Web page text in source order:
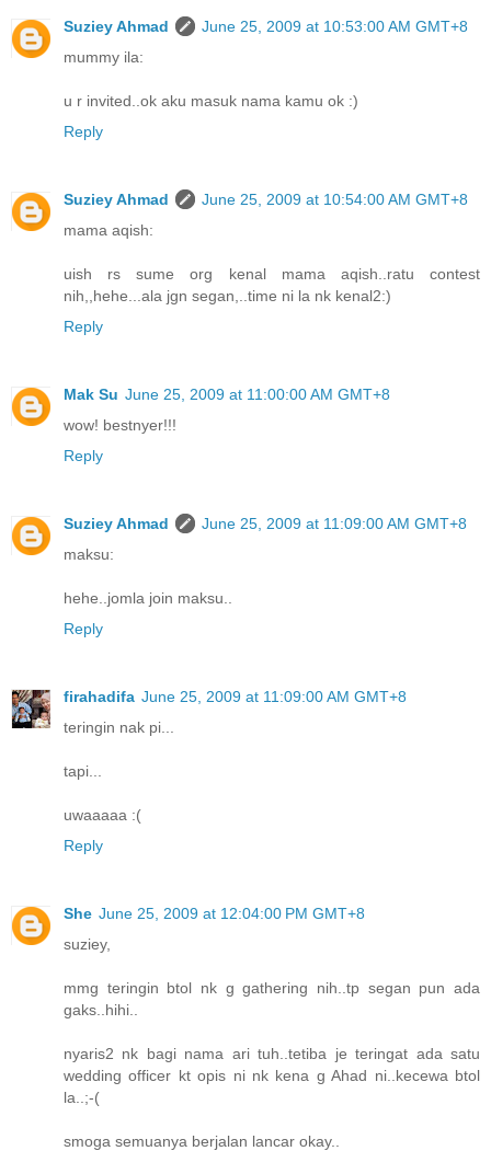
Suziey Ahmad
June 25, 2009 at 10:53:00 AM GMT+8
mummy ila:
u r invited..ok aku masuk nama kamu ok :)
Reply
Suziey Ahmad
June 25, 2009 at 10:54:00 AM GMT+8
mama aqish:
uish rs sume org kenal mama aqish..ratu contest
nih,,hehe...ala jgn segan,..time ni la nk kenal2:)
Reply
Mak Su June 25, 2009 at 11:00:00 AM GMT+8
wow! bestnyer!!!
Reply
Suziey Ahmad
June 25, 2009 at 11:09:00 AM GMT+8
maksu:
hehe..jomla join maksu..
Reply
firahadifa June 25, 2009 at 11:09:00 AM GMT+8
teringin nak pi...
tapi...
uwaaaaa :(
Reply
She June 25, 2009 at 12:04:00 PM GMT+8
suziey,
mmg teringin btol nk g gathering nih..tp segan pun ada
gaks..hihi..
nyaris2 nk bagi nama ari tuh..tetiba je teringat ada satu
wedding officer kt opis ni nk kena g Ahad ni..kecewa btol
la..;-(
smoga semuanya berjalan lancar okay..